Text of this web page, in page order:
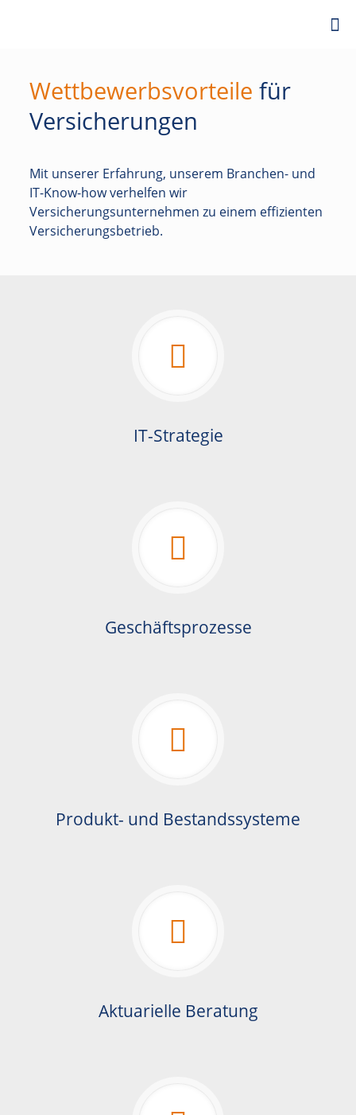
Wettbewerbsvorteile für
Versicherungen
Mit unserer Erfahrung, unserem Branchen- und
IT-Know-how verhelfen wir
Versicherungsunternehmen zu einem effizienten
Versicherungsbetrieb.
IT-Strategie
Geschäftsprozesse
Produkt- und Bestandssysteme
Aktuarielle Beratung